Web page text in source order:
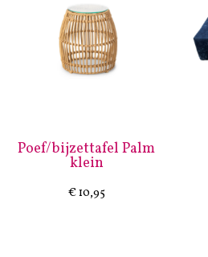
Poef/bijzettafel Palm
klein
€10,95